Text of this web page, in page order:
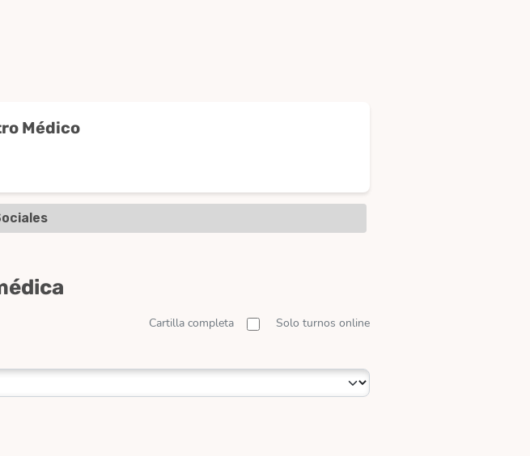
Médico
Cartilla completa Solo turnos online